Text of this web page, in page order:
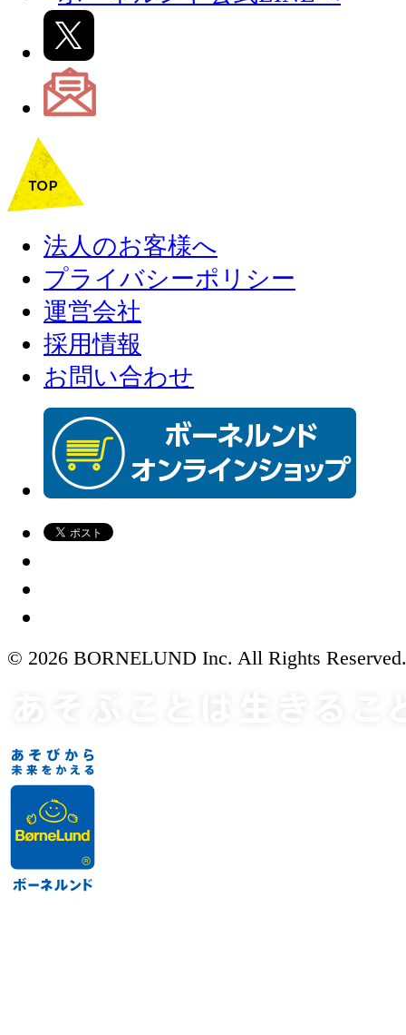
法人のお客様へ
プライバシーポリシー
運営会社
採用情報
お問い合わせ
© 2026 BORNELUND Inc. All Rights Reserved.